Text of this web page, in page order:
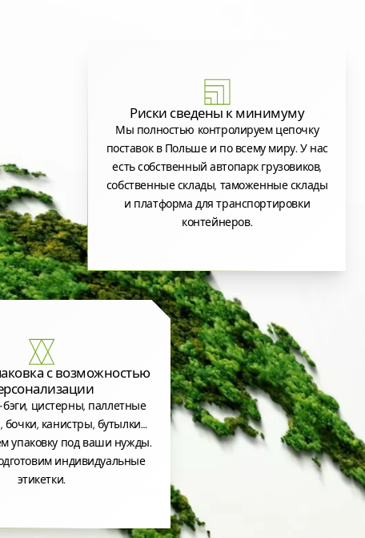
Риски сведены к минимуму
Мы полностью контролируем цепочку
поставок в Польше и по всему миру. У нас
есть собственный автопарк грузовиков,
собственные склады, таможенные склады
и платформа для транспортировки
контейнеров.
с возможностью
цистерны, паллетные
бочки, канистры, бутылки…
упаковку под ваши нужды.
индивидуальные
этикетки.